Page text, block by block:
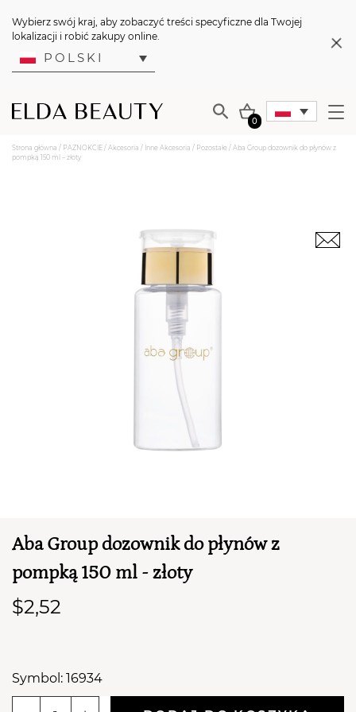
Wybierz swój kraj, aby zobaczyć treści specyficzne dla Twojej
lokalizacji i robić zakupy online.
POLSKI
0
TWÓJ KOSZYK (
Suma koszyka (
Strona główna / PAZNOKCIE / Akcesoria / Inne Akcesoria / Pozostałe / Aba Group dozownik do płynów z
pompką 150 ml – złoty
Aba Group dozownik do płynów z
pompką 150 ml - złoty
$2,52
Symbol: 16934